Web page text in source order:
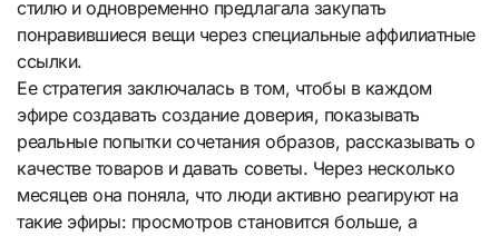
стилю и одновременно предлагала закупать
понравившиеся вещи через специальные аффилиатные
ссылки.
Ее стратегия заключалась в том, чтобы в каждом
эфире создавать создание доверия, показывать
реальные попытки сочетания образов, рассказывать о
качестве товаров и давать советы. Через несколько
месяцев она поняла, что люди активно реагируют на
такие эфиры: просмотров становится больше, а